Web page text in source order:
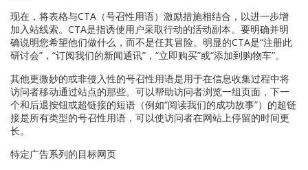
现在，将表格与CTA（号召性用语）激励措施相结合，以进一步增
加入站线索。CTA是指诱使用户采取行动的活动副本。要明确并明
确说明您希望他们做什么，而不是任其冒险。明显的CTA是“注册此
研讨会”，“订阅我们的新闻通讯”，“立即购买”或“添加到购物车”。
其他更微妙的或非侵入性的号召性用语是用于在信息收集过程中将
访问者移动通过站点的那些。可以帮助访问者浏览一组页面，下一
个和后退按钮或超链接的短语（例如“阅读我们的成功故事”）的超链
接是所有类型的号召性用语，可以使访问者在网站上停留的时间更
长。
特定广告系列的目标网页